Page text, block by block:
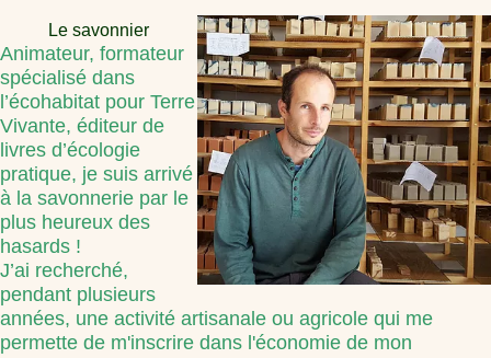
Le savonnier
Animateur, formateur
spécialisé dans
l’écohabitat pour Terre
Vivante, éditeur de
livres d’écologie
pratique, je suis arrivé
à la savonnerie par le
plus heureux des
hasards !
J’ai recherché,
pendant plusieurs
années, une activité artisanale ou agricole qui me
permette de m'inscrire dans l'économie de mon